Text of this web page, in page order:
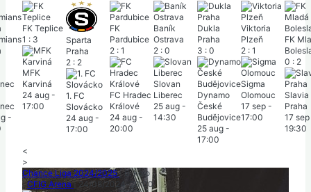
-
FK Teplice
1 : 3
MFK
Karviná
24 aug -
17:00
Sparta
Praha
2 : 2
1. FC
Slovácko
24 aug -
17:00
FK
Pardubice
2 : 1
FC Hradec
Králové
24 aug -
20:00
Baník
Ostrava
2 : 0
Slovan
Liberec
25 aug -
14:30
Dukla
Praha
3 : 0
Dynamo
České
Budějovice
25 aug -
17:00
Viktoria
Plzeň
2 : 1
Sigma
Olomouc
17 sep -
17:00
FK
0 : 2
Slavia
Praha
17 sep
19:30
<
>
Chance Liga 2024/2025| 6. kolo
| CFIG Arena| 24/08/2024-20:00